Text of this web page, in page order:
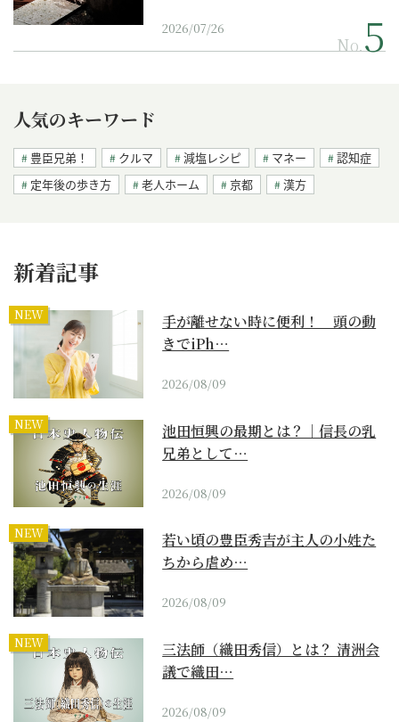
2026/07/26
No.
人気のキーワード
豊臣兄弟！ クルマ 減塩レシピ マネー
認知症
定年後の歩き方
老人ホーム 京都 漢方
新着記事
NEW
手が離せない時に便利！ 頭の動
きでiPh…
2026/08/09
NEW
池田恒興の最期とは？｜信長の乳
兄弟として…
2026/08/09
NEW
若い頃の豊臣秀吉が主人の小姓た
ちから虐め…
2026/08/09
NEW
三法師（織田秀信）とは？ 清洲会
議で織田…
2026/08/09